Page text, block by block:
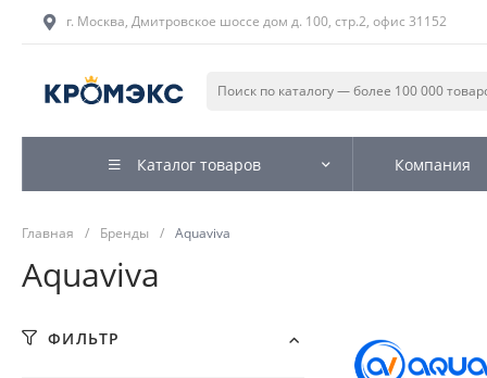
г. Москва, Дмитровское шоссе дом д. 100, стр.2, офис 31152
Каталог товаров Компания
Главная / Бренды / Aquaviva
Aquaviva
ФИЛЬТР